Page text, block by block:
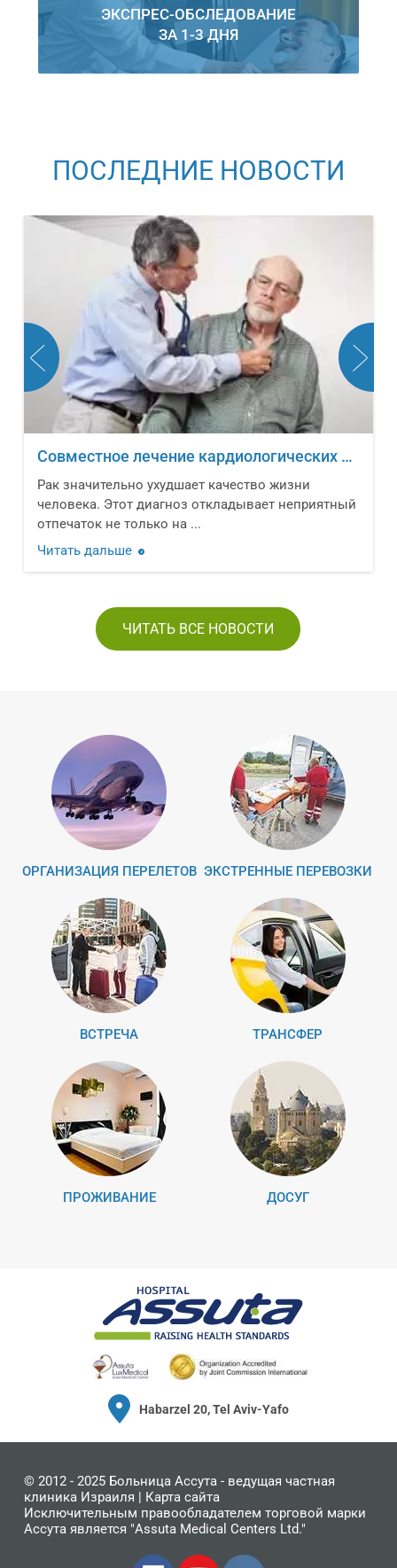
ЭКСПРЕС-ОБСЛЕДОВАНИЕ
ЗА 1-3 ДНЯ
ПОСЛЕДНИЕ НОВОСТИ
Совместное лечение кардиологических заболеваний и онкологических новообразований
Рак значительно ухудшает качество жизни
человека. Этот диагноз откладывает неприятный
отпечаток не только на ...
Читать дальше
ЧИТАТЬ ВСЕ НОВОСТИ
ОРГАНИЗАЦИЯ ПЕРЕЛЕТОВ ЭКСТРЕННЫЕ ПЕРЕВОЗКИ
ВСТРЕЧА ТРАНСФЕР
ПРОЖИВАНИЕ ДОСУГ
Habarzel 20, Tel Aviv-Yafo
© 2012 - 2025 Больница Ассута- ведущая частная
клиника Израиля | Карта сайта
Исключительным правообладателем торговой марки
Ассута является "Assuta Medical Centers Ltd."